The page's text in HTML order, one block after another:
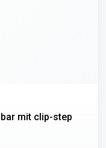
mit clip-step